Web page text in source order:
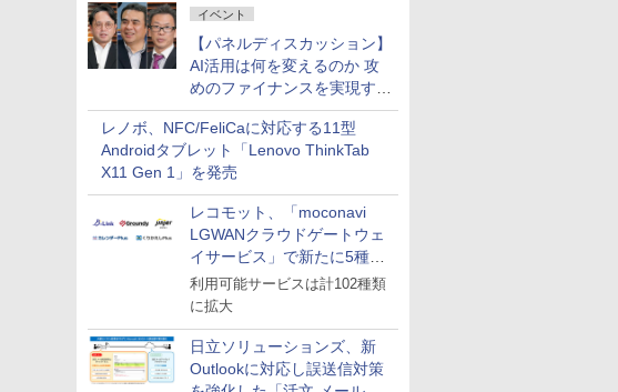
イベント
【パネルディスカッション】
AI活用は何を変えるのか 攻
めのファイナンスを実現する
業務設計とマインドセット変
革
レノボ、NFC/FeliCaに対応する11型
Androidタブレット「Lenovo ThinkTab
X11 Gen 1」を発売
レコモット、「moconavi
LGWANクラウドゲートウェ
イサービス」で新たに5種類
のサービスと連携開始
利用可能サービスは計102種類
に拡大
日立ソリューションズ、新
Outlookに対応し誤送信対策